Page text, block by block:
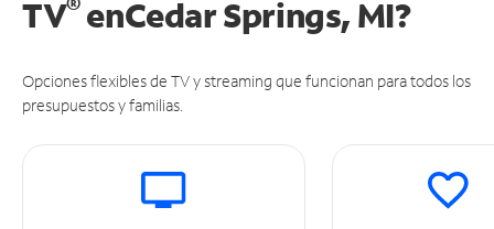
TV enCedar Springs, MI?
Opciones flexibles de TV y streaming que funcionan para todos los
presupuestos y familias.